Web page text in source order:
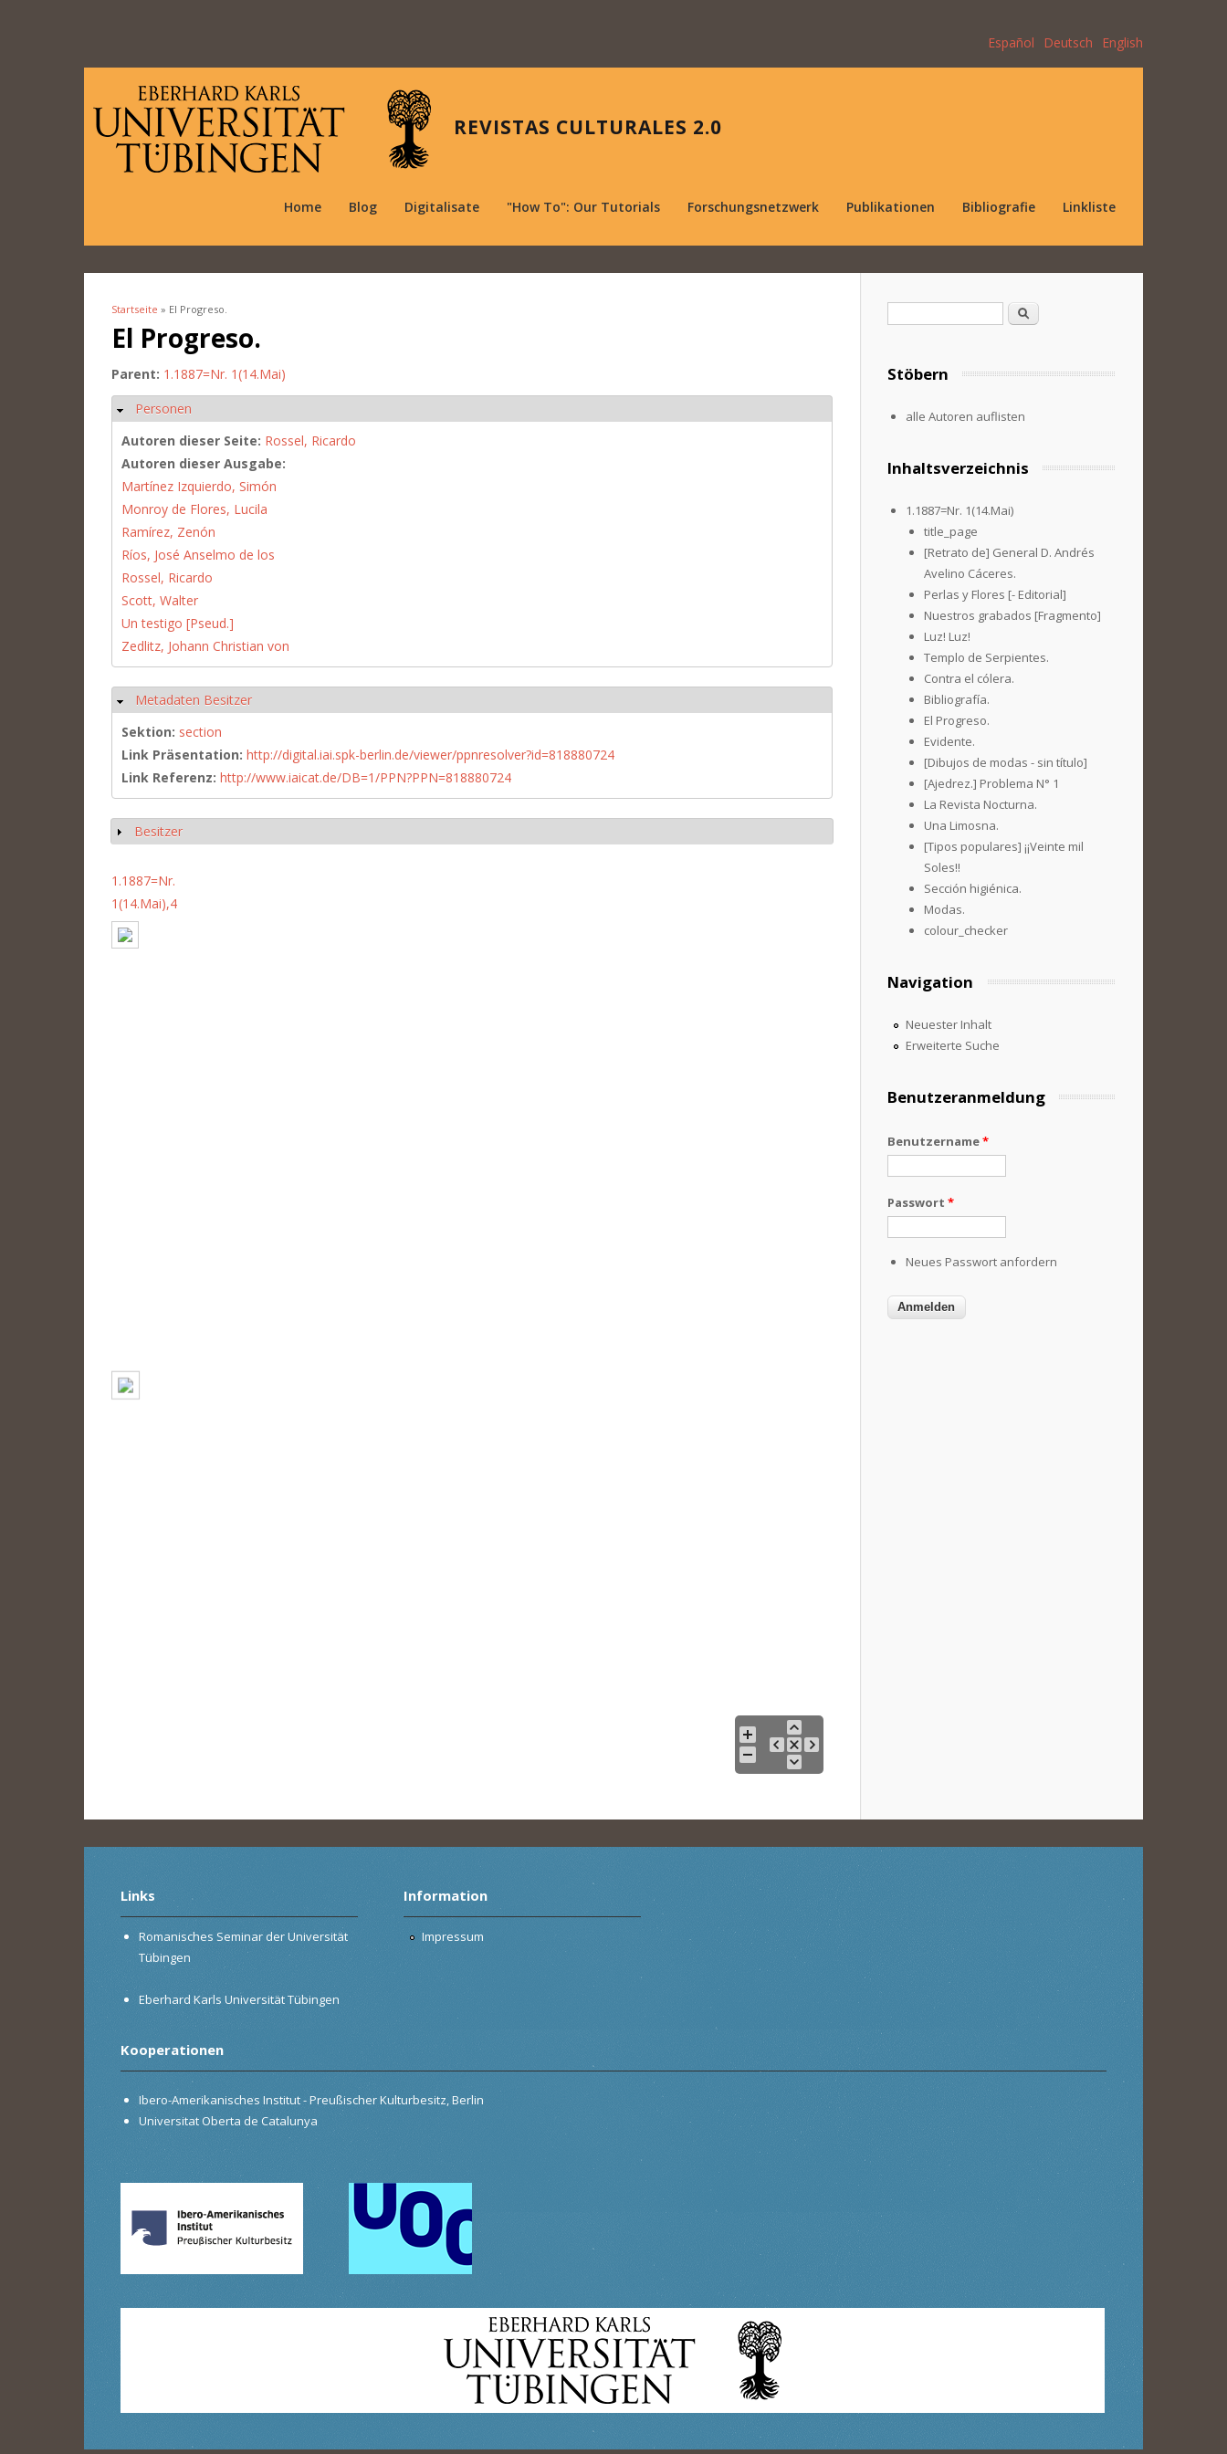
Español Deutsch English
REVISTAS CULTURALES 2.0
Home Blog Digitalisate "How To": Our Tutorials Forschungsnetzwerk Publikationen Bibliografie Linkliste
Sie sind hier
Startseite » El Progreso.
El Progreso.
Parent: 1.1887=Nr. 1(14.Mai)
Ausblenden
Personen
Autoren dieser Seite: Rossel, Ricardo
Autoren dieser Ausgabe:
Martínez Izquierdo, Simón
Monroy de Flores, Lucila
Ramírez, Zenón
Ríos, José Anselmo de los
Rossel, Ricardo
Scott, Walter
Un testigo [Pseud.]
Zedlitz, Johann Christian von
Ausblenden
Metadaten Besitzer
Sektion: section
Link Präsentation: http://digital.iai.spk-berlin.de/viewer/ppnresolver?id=818880724
Link Referenz: http://www.iaicat.de/DB=1/PPN?PPN=818880724
Anzeigen
Besitzer
1.1887=Nr.
1(14.Mai),4
Suche
Stöbern
alle Autoren auflisten
Inhaltsverzeichnis
1.1887=Nr. 1(14.Mai)
title_page
[Retrato de] General D. Andrés
Avelino Cáceres.
Perlas y Flores [- Editorial]
Nuestros grabados [Fragmento]
Luz! Luz!
Templo de Serpientes.
Contra el cólera.
Bibliografía.
El Progreso.
Evidente.
[Dibujos de modas - sin título]
[Ajedrez.] Problema N° 1
La Revista Nocturna.
Una Limosna.
[Tipos populares] ¡¡Veinte mil
Soles!!
Sección higiénica.
Modas.
colour_checker
Navigation
Neuester Inhalt
Erweiterte Suche
Benutzeranmeldung
Benutzername*
Passwort *
Neues Passwort anfordern
Links
Romanisches Seminar der Universität
Tübingen
Eberhard Karls Universität Tübingen
Information
Impressum
Kooperationen
Ibero-Amerikanisches Institut - Preußischer Kulturbesitz, Berlin
Universitat Oberta de Catalunya